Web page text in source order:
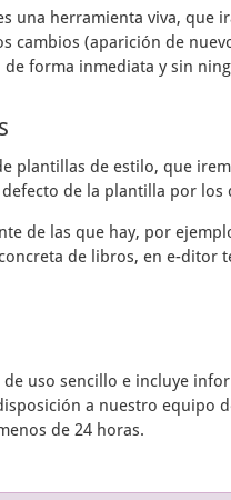
una herramienta viva, que
cambios (aparición de
forma inmediata y sin
plantillas de estilo, que
de la plantilla por
de las que hay, por
de libros, en e-ditor
uso sencillo e incluye
a nuestro equipo
de 24 horas.